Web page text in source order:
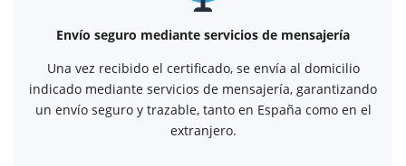
Envío seguro mediante servicios de mensajería
Una vez recibido el certificado, se envía al domicilio
indicado mediante servicios de mensajería, garantizando
un envío seguro y trazable, tanto en España como en el
extranjero.